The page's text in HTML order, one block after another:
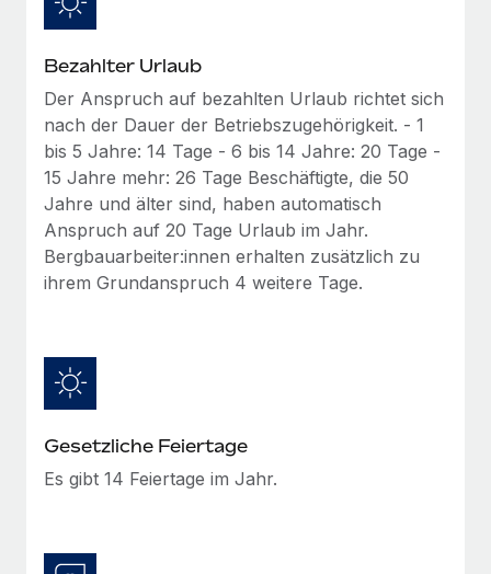
Einfacheres Bewerber:innen-Screening
Compliance Watchtower
Geräteverwaltung
Globale Bereitstellung und Verfolgung von IT-
Geräten
Gründung von Niederlassungen
Mobilität und Relocation
Mühelose Relocation von Mitarbeiter:innen
Mühelose Verwaltung von Benefits
So hat der KI-Vorreiter Weaviate sein Team mit
Remote um 120 % vergrößert
Weaviate auf einen Blick Weaviate entwickelt KI-basierte
Open-Source-Infrastrukturen. Das...
Mehr erfahren
Revolution des Enterprise Contractor
Auf einen Blick Erfahre mehr über die unglaubliche
Transformation einer weltweit erfolgreichen...
Mehr erfahren
Hol dir Unterstützung
Alle Ressourcen anzeigen
Globale Payroll
EOR und PEO
Contractor Management
Den Blog erkunden
Neues zu Remote-Produkten: Integration mit
Auch im neuen Jahr wollen wir bei Remote Unternehmen
Bezahlter Urlaub
Der Anspruch auf bezahlten Urlaub richtet sich
nach der Dauer der Betriebszugehörigkeit. - 1
bis 5 Jahre: 14 Tage - 6 bis 14 Jahre: 20 Tage -
15 Jahre mehr: 26 Tage Beschäftigte, die 50
Jahre und älter sind, haben automatisch
Anspruch auf 20 Tage Urlaub im Jahr.
Bergbauarbeiter:innen erhalten zusätzlich zu
ihrem Grundanspruch 4 weitere Tage.
Gesetzliche Feiertage
Es gibt 14 Feiertage im Jahr.